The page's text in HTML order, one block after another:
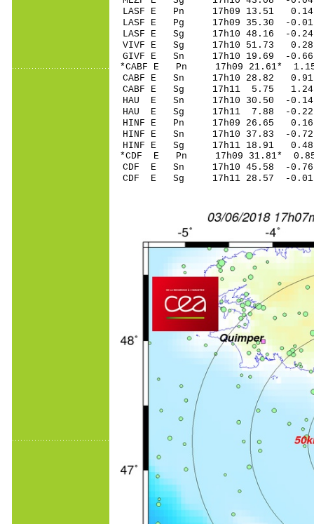
LASF E Pn 17h09
LASF E Pg 17h09
LASF E Sg 17h10 48.16
VIVF E Sg 17h10 51.73
GIVF E Sn 17h10 19.69
*CABF E Pn 17h09
CABF E Sn 17h10
CABF E Sg 17h11 5.75
HAU E Sn 17h10
HAU E Sg 17h11 7.88 -
HINF E Pn 17h09
HINF E Sn 17h10
HINF E Sg 17h11 18.91
*CDF E Pn 17h09
CDF E Sn 17h10
CDF E Sg 17h11 28.57